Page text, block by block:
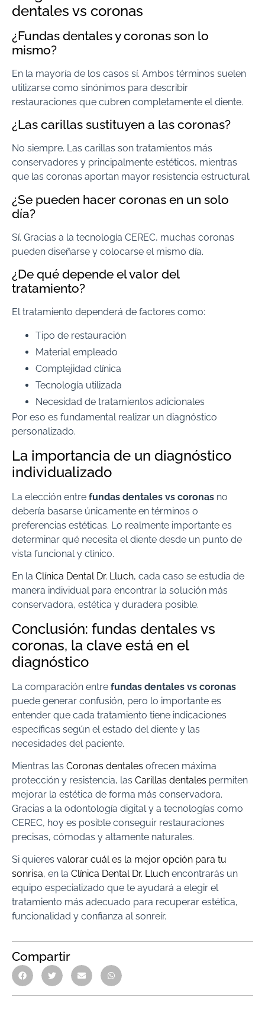
dentales vs coronas
¿Fundas dentales y coronas son lo
mismo?
En la mayoría de los casos sí. Ambos términos suelen
utilizarse como sinónimos para describir
restauraciones que cubren completamente el diente.
¿Las carillas sustituyen a las coronas?
No siempre. Las carillas son tratamientos más
conservadores y principalmente estéticos, mientras
que las coronas aportan mayor resistencia estructural.
¿Se pueden hacer coronas en un solo
día?
Sí. Gracias a la tecnología CEREC, muchas coronas
pueden diseñarse y colocarse el mismo día.
¿De qué depende el valor del
tratamiento?
El tratamiento dependerá de factores como:
Tipo de restauración
Material empleado
Complejidad clínica
Tecnología utilizada
Necesidad de tratamientos adicionales
Por eso es fundamental realizar un diagnóstico
personalizado.
La importancia de un diagnóstico
individualizado
La elección entre fundas dentales vs coronas no
debería basarse únicamente en términos o
preferencias estéticas. Lo realmente importante es
determinar qué necesita el diente desde un punto de
vista funcional y clínico.
En la Clínica Dental Dr. Lluch, cada caso se estudia de
manera individual para encontrar la solución más
conservadora, estética y duradera posible.
Conclusión: fundas dentales vs
coronas, la clave está en el
diagnóstico
La comparación entre fundas dentales vs coronas
puede generar confusión, pero lo importante es
entender que cada tratamiento tiene indicaciones
específicas según el estado del diente y las
necesidades del paciente.
Mientras las Coronas dentales ofrecen máxima
protección y resistencia, las Carillas dentales permiten
mejorar la estética de forma más conservadora.
Gracias a la odontología digital y a tecnologías como
CEREC, hoy es posible conseguir restauraciones
precisas, cómodas y altamente naturales.
Si quieres valorar cuál es la mejor opción para tu
sonrisa, en la Clínica Dental Dr. Lluch encontrarás un
equipo especializado que te ayudará a elegir el
tratamiento más adecuado para recuperar estética,
funcionalidad y confianza al sonreír.
Compartir